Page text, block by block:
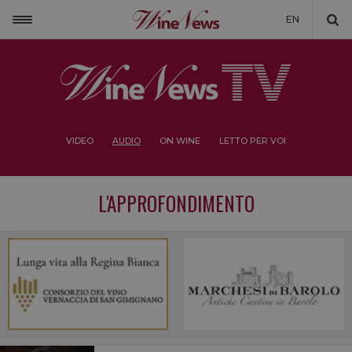
EN
VIDEO AUDIO ON WINE LETTO PER VOI
L'APPROFONDIMENTO